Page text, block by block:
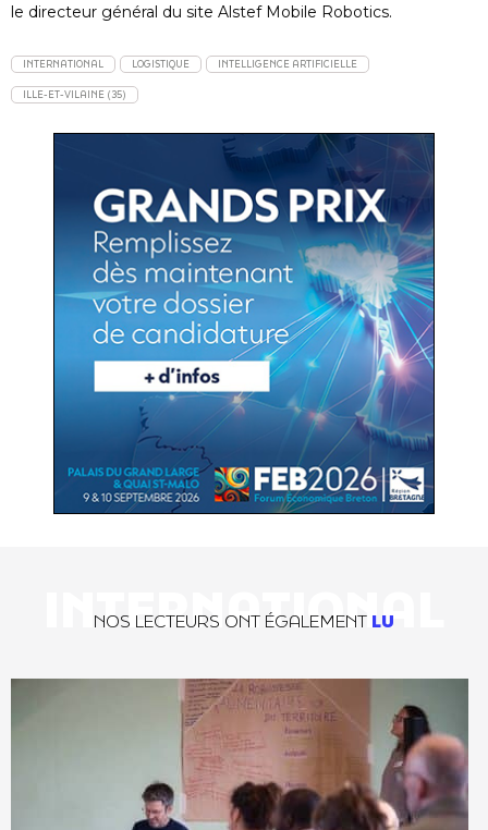
le directeur général du site Alstef Mobile Robotics.
INTERNATIONAL LOGISTIQUE INTELLIGENCE ARTIFICIELLE
ILLE-ET-VILAINE (35)
INTERNATIONAL
NOS LECTEURS ONT ÉGALEMENT LU